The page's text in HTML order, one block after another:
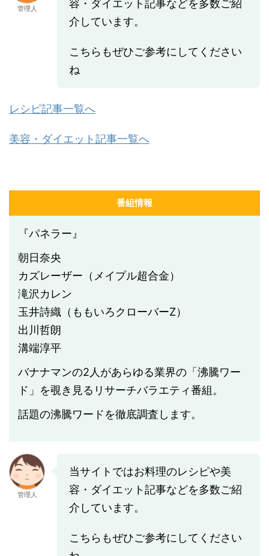
管理人
容・ダイエット記事などを多数ご紹
介しています。
こちらもぜひご参考にしてください
ね
レシピ記事一覧へ
美容・ダイエット記事一覧へ
番組情報
『パネラー』
朝日奈央
カズレーザー（メイプル超合金）
滝沢カレン
玉井詩織（ももいろクローバーZ）
出川哲朗
溝端淳平
バナナマンの2人があらゆる業界の「沸騰ワー
ド」を覗き見るリサーチバラエティ番組。
話題の沸騰ワードを徹底調査します。
管理人
当サイトではお料理のレシピや美
容・ダイエット記事などを多数ご紹
介しています。
こちらもぜひご参考にしてください